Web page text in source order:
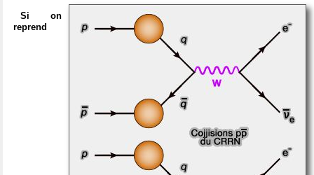
Si on
reprend